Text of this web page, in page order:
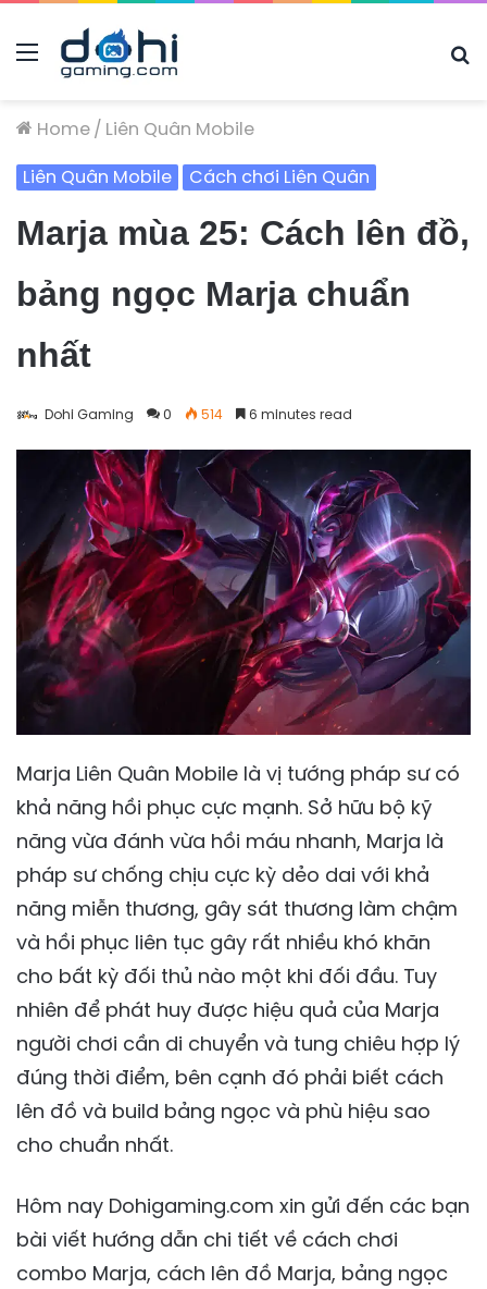
Menu
Home/ Liên Quân Mobile
Liên Quân Mobile
Cách chơi Liên Quân
Marja mùa 25: Cách lên đồ,
bảng ngọc Marja chuẩn
nhất
Dohi Gaming 0 514 6 minutes read
Marja Liên Quân Mobile là vị tướng pháp sư có
khả năng hồi phục cực mạnh. Sở hữu bộ kỹ
năng vừa đánh vừa hồi máu nhanh, Marja là
pháp sư chống chịu cực kỳ dẻo dai với khả
năng miễn thương, gây sát thương làm chậm
và hồi phục liên tục gây rất nhiều khó khăn
cho bất kỳ đối thủ nào một khi đối đầu. Tuy
nhiên để phát huy được hiệu quả của Marja
người chơi cần di chuyển và tung chiêu hợp lý
đúng thời điểm, bên cạnh đó phải biết cách
lên đồ và build bảng ngọc và phù hiệu sao
cho chuẩn nhất.
Hôm nay Dohigaming.com xin gửi đến các bạn
bài viết hướng dẫn chi tiết về cách chơi
combo Marja, cách lên đồ Marja, bảng ngọc